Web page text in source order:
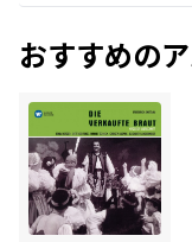
おすすめの